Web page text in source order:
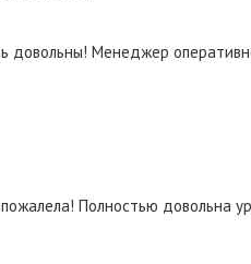
довольны! Менеджер
Полностью довольна